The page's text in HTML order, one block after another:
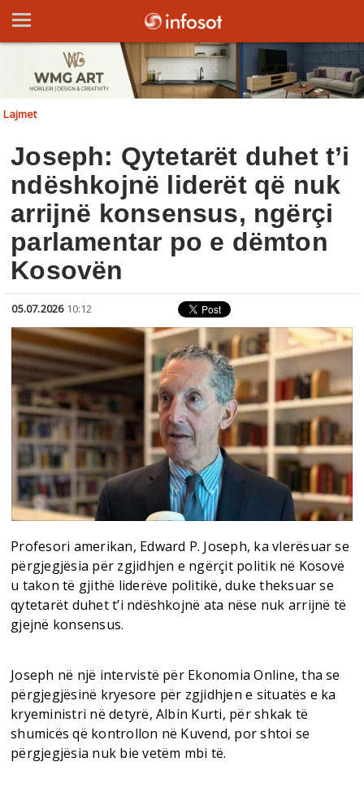
Lajmet
Joseph: Qytetarët duhet t’i
ndëshkojnë liderët që nuk
arrijnë konsensus, ngërçi
parlamentar po e dëmton
Kosovën
05.07.2026 10:12
Profesori amerikan, Edward P. Joseph, ka vlerësuar se
përgjegjësia për zgjidhjen e ngërçit politik në Kosovë
u takon të gjithë liderëve politikë, duke theksuar se
qytetarët duhet t’i ndëshkojnë ata nëse nuk arrijnë të
gjejnë konsensus.
Joseph në një intervistë për Ekonomia Online, tha se
përgjegjësinë kryesore për zgjidhjen e situatës e ka
kryeministri në detyrë, Albin Kurti, për shkak të
shumicës që kontrollon në Kuvend, por shtoi se
përgjegjësia nuk bie vetëm mbi të.